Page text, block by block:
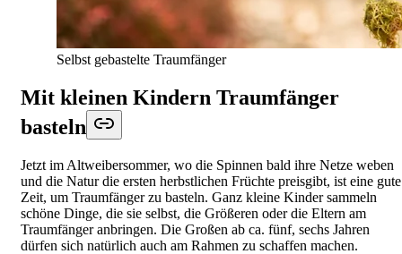
Selbst gebastelte Traumfänger
Mit kleinen Kindern Traumfänger
basteln
Jetzt im Altweibersommer, wo die Spinnen bald ihre Netze weben
und die Natur die ersten herbstlichen Früchte preisgibt, ist eine gute
Zeit, um Traumfänger zu basteln. Ganz kleine Kinder sammeln
schöne Dinge, die sie selbst, die Größeren oder die Eltern am
Traumfänger anbringen. Die Großen ab ca. fünf, sechs Jahren
dürfen sich natürlich auch am Rahmen zu schaffen machen.